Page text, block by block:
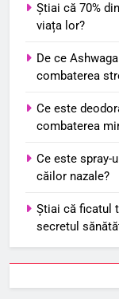
Știai că 70%
viața lor?
De ce
combaterea
Ce este
combaterea
Ce este spray-
căilor nazale?
Știai că ficatul
secretul